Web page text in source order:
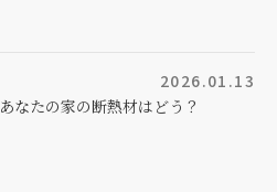
2026.01.13
あなたの家の断熱材はどう？